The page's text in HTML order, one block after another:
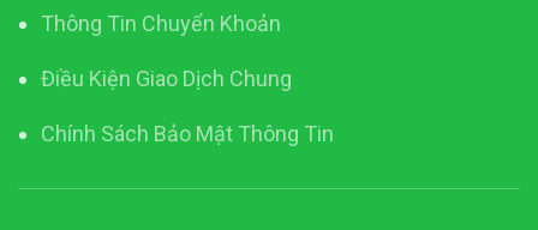
Thông Tin Chuyển Khoản
Điều Kiện Giao Dịch Chung
Chính Sách Bảo Mật Thông Tin